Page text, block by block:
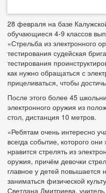
28 февраля на базе
обучающиеся 4-9 классов
«Стрельба из электронного
тестирования судейская
тестирования
как нужно обращаться с
прицеливаться, чтобы
После этого более 45
электронного оружия из
стол, дистанция 10 метров.
«Ребятам очень интересно
всегда событие, которого
нравится стрелять из
оружия, причём девочки
главное у детей повышается
заниматься физической
Светлана Дмитриева,